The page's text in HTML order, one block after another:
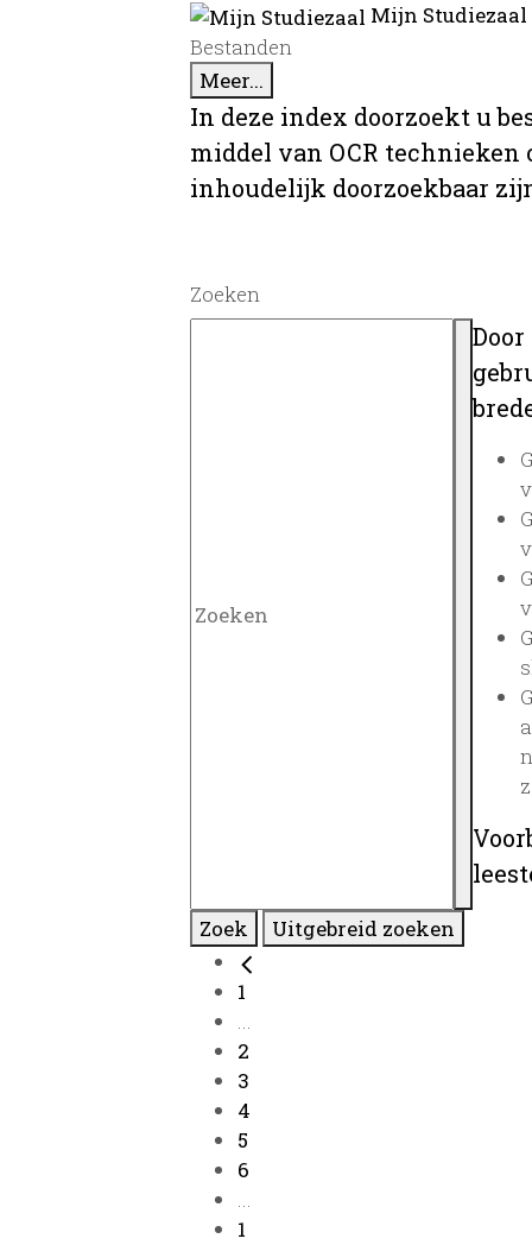
Mijn
Bestanden
Meer...
In deze index doorzoekt u
middel van OCR
inhoudelijk doorzoekbaar
Zoeken
Zoek Uitgebreid zoeken
1
...
2
3
4
5
6
...
1